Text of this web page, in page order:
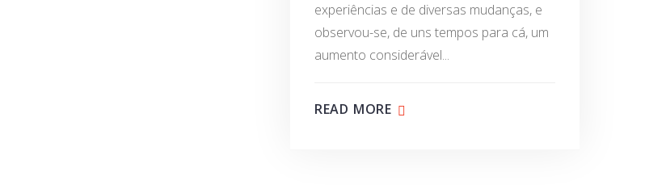
experiências e de diversas mudanças, e
observou-se, de uns tempos para cá, um
aumento considerável...
READ MORE